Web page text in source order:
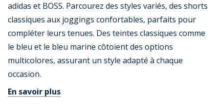
adidas et BOSS. Parcourez des styles variés, des shorts
classiques aux joggings confortables, parfaits pour
compléter leurs tenues. Des teintes classiques comme
le bleu et le bleu marine côtoient des options
multicolores, assurant un style adapté à chaque
occasion.
En savoir plus